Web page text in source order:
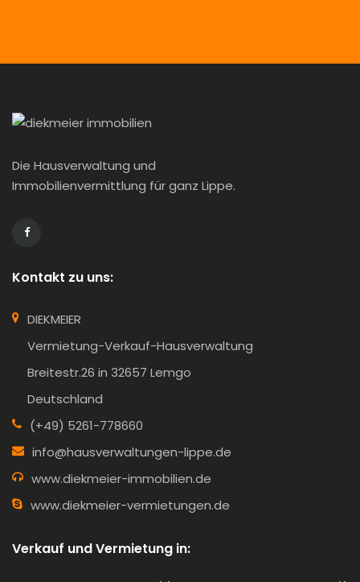
Die Hausverwaltung und
Immobilienvermittlung für ganz Lippe.
Kontakt zu uns:
DIEKMEIER
Vermietung-Verkauf-Hausverwaltung
Breitestr.26 in 32657 Lemgo
Deutschland
(+49) 5261-778660
info@hausverwaltungen-lippe.de
www.diekmeier-immobilien.de
www.diekmeier-vermietungen.de
Verkauf und Vermietung in: